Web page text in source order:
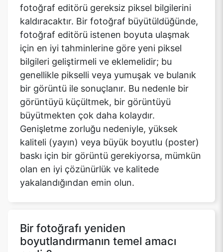
fotoğraf editörü gereksiz piksel bilgilerini
kaldıracaktır. Bir fotoğraf büyütüldüğünde,
fotoğraf editörü istenen boyuta ulaşmak
için en iyi tahminlerine göre yeni piksel
bilgileri geliştirmeli ve eklemelidir; bu
genellikle pikselli veya yumuşak ve bulanık
bir görüntü ile sonuçlanır. Bu nedenle bir
görüntüyü küçültmek, bir görüntüyü
büyütmekten çok daha kolaydır.
Genişletme zorluğu nedeniyle, yüksek
kaliteli (yayın) veya büyük boyutlu (poster)
baskı için bir görüntü gerekiyorsa, mümkün
olan en iyi çözünürlük ve kalitede
yakalandığından emin olun.
Bir fotoğrafı yeniden
boyutlandırmanın temel amacı